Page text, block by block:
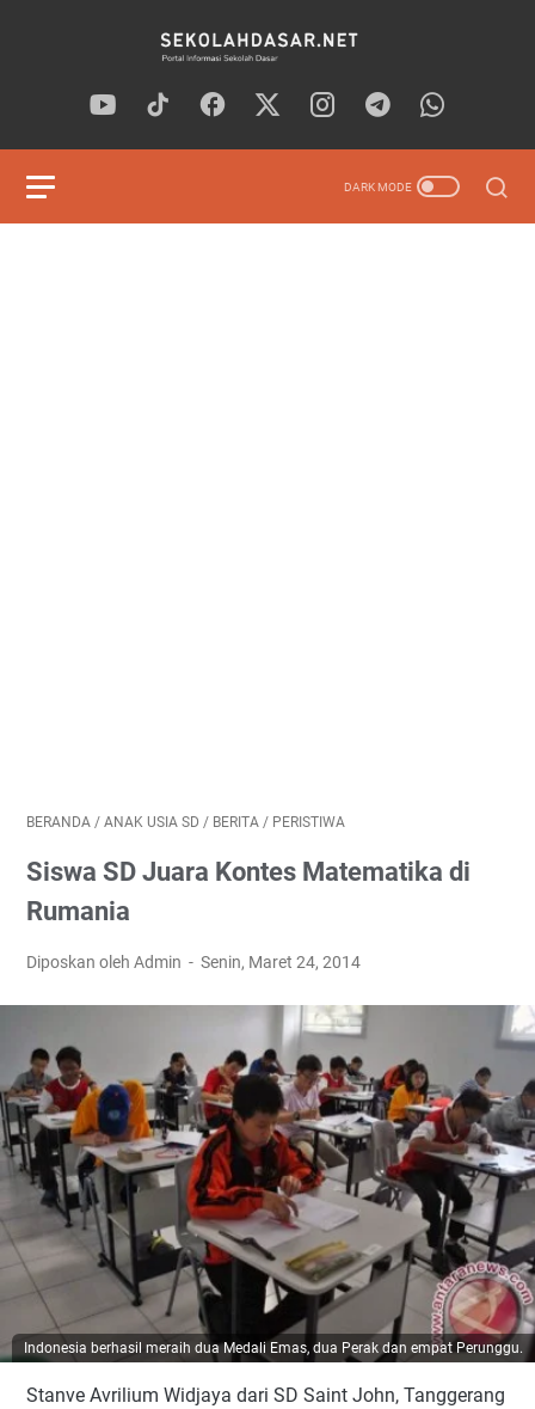
BERANDA / ANAK USIA SD / BERITA / PERISTIWA
Siswa SD Juara Kontes Matematika di
Rumania
Diposkan oleh Admin Senin, Maret 24, 2014
Indonesia berhasil meraih dua Medali Emas, dua Perak dan empat Perunggu.
Stanve Avrilium Widjaya dari SD Saint John, Tanggerang